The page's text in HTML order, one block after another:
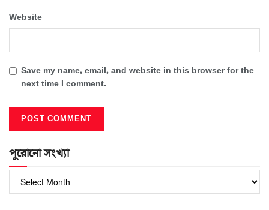
Website
Save my name, email, and website in this browser for the
next time I comment.
পুরোনো সংখ্যা
পুরোনো
সংখ্যা